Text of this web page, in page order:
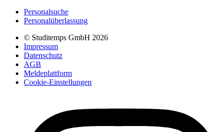
Personalsuche
Personalüberlassung
© Studitemps GmbH 2026
Impressum
Datenschutz
AGB
Meldeplattform
Cookie-Einstellungen